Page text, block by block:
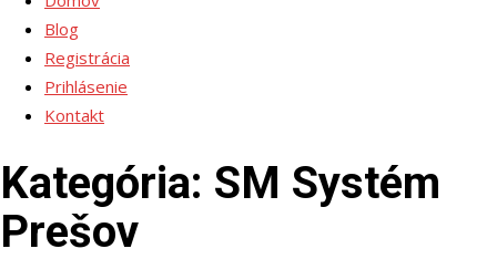
Blog
Registrácia
Prihlásenie
Kontakt
Kategória: SM Systém
Prešov